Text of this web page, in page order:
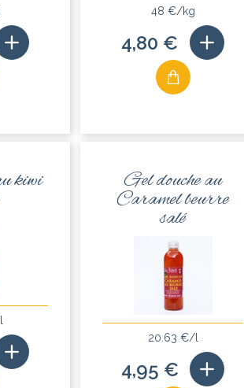
48 €/kg
4,80 €
kiwi Gel douche au
Caramel beurre
salé
20.63 €/l
4,95 €